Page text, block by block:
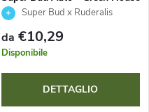
SeedSuper Bud x Ruderalis
da €10,29
Disponibile
DETTAGLIO